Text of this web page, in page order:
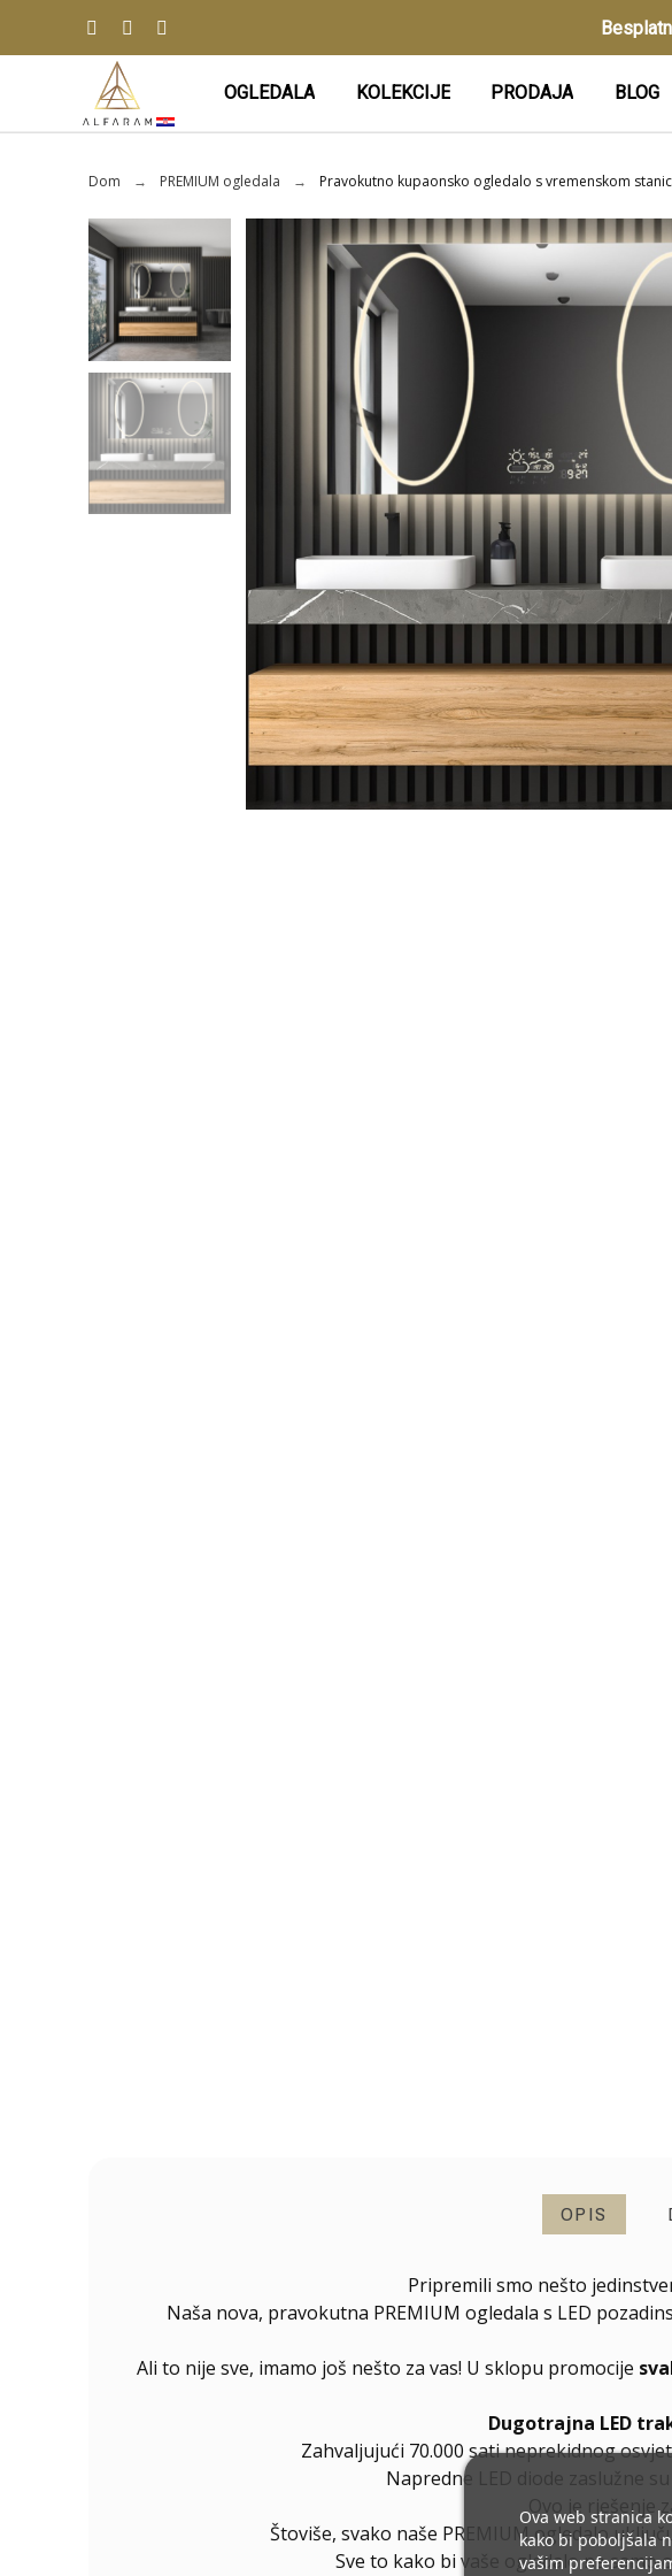
OGLEDALA KOLEKCIJE PRODAJA BLOG
Dom PREMIUM ogledala Pravokutno kupaonsko ogledalo s vremenskom
OPIS
Pripremili smo nešto
Naša nova, pravokutna PREMIUM ogledala s LED
Ali to nije sve, imamo još nešto za vas! U sklopu promocije
Dugotrajna LED
Zahvaljujući 70.000 sati neprekidnog
Napredne LED diode zaslužne
Ovo je rješenje
Štoviše, svako naše PREMIUM ogledalo
Sve to kako bi vaše ogledalo ne samo
Ova web stranica
kako bi poboljšala
vašim